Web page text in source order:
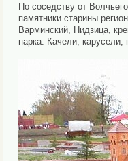
По соседству от
памятники старины
Варминский, Нидзица,
парка. Качели,